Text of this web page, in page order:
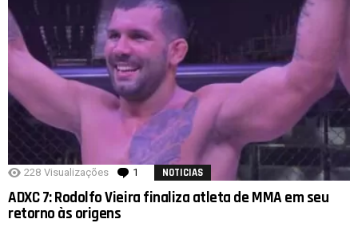
228 Visualizações 1 comentário
NOTICIAS
ADXC 7: Rodolfo Vieira finaliza atleta de MMA em seu
retorno às origens